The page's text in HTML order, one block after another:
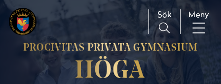
H
Huvudnavigation
Sök
Meny
PROCIVITAS PRIVATA GYMNASIUM
HÖGA